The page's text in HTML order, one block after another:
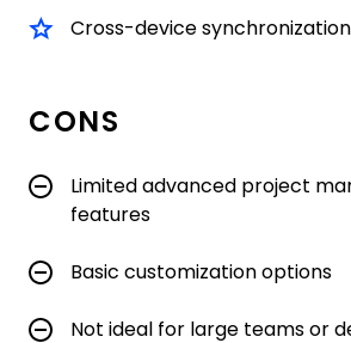
Cross-device synchronization
CONS
Limited advanced project
features
Basic customization options
Not ideal for large teams or